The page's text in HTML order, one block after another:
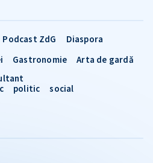
Podcast ZdG
Diaspora
Gastronomie
Arta de gardă
politic social